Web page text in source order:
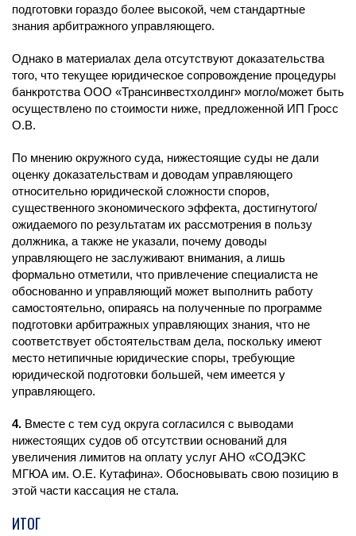
подготовки гораздо более высокой, чем стандартные
знания арбитражного управляющего.
Однако в материалах дела отсутствуют доказательства
того, что текущее юридическое сопровождение процедуры
банкротства ООО «Трансинвестхолдинг» могло/может быть
осуществлено по стоимости ниже, предложенной ИП Гросс
О.В.
По мнению окружного суда, нижестоящие суды не дали
оценку доказательствам и доводам управляющего
относительно юридической сложности споров,
существенного экономического эффекта, достигнутого/
ожидаемого по результатам их рассмотрения в пользу
должника, а также не указали, почему доводы
управляющего не заслуживают внимания, а лишь
формально отметили, что привлечение специалиста не
обоснованно и управляющий может выполнить работу
самостоятельно, опираясь на полученные по программе
подготовки арбитражных управляющих знания, что не
соответствует обстоятельствам дела, поскольку имеют
место нетипичные юридические споры, требующие
юридической подготовки большей, чем имеется у
управляющего.
4. Вместе с тем суд округа согласился с выводами
нижестоящих судов об отсутствии оснований для
увеличения лимитов на оплату услуг АНО «СОДЭКС
МГЮА им. О.Е. Кутафина». Обосновывать свою позицию в
этой части кассация не стала.
ИТОГ